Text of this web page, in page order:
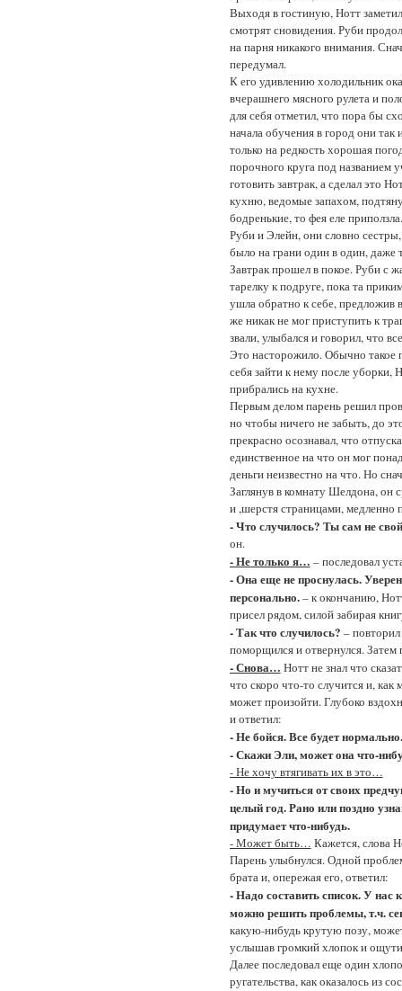
Выходя в гостиную, Нотт
смотрят сновидения. Руби
на парня никакого внимания.
передумал.
К его удивлению холодильник
вчерашнего мясного рулета и
для себя отметил, что пора бы
начала обучения в город они
только на редкость хорошая
порочного круга под названием
готовить завтрак, а сделал это
кухню, ведомые запахом,
бодренькие, то фея еле
Руби и Элейн, они словно
было на грани один в один, даже
Завтрак прошел в покое. Руби с
тарелку к подруге, пока та
ушла обратно к себе, предложив
же никак не мог приступить к
звали, улыбался и говорил, что
Это насторожило. Обычно такое
себя зайти к нему после
прибрались на кухне.
Первым делом парень решил
но чтобы ничего не забыть, до
прекрасно осознавал, что
единственное на что он мог
деньги неизвестно на что. Но
Заглянув в комнату Шелдона, он
и ,шерстя страницами, медленно
- Что случилось? Ты сам не
он.
- Не только я… – последовал
- Она еще не проснулась.
персонально.– к окончанию,
присел рядом, силой забирая
- Так что случилось? – повторил
поморщился и отвернулся. Затем
- Снова… Нотт не знал что
что скоро что-то случится и,
может произойти. Глубоко
и ответил:
- Не бойся. Все будет
- Скажи Эли, может она что-
- Не хочу втягивать их в это…
- Но и мучиться от своих
целый год. Рано или поздно
придумает что-нибудь.
- Может быть… Кажется, слова
Парень улыбнулся. Одной
брата и, опережая его, ответил:
- Надо составить список. У
можно решить проблемы, т.ч.
какую-нибудь крутую позу,
услышав громкий хлопок и
Далее последовал еще один
ругательства, как оказалось из